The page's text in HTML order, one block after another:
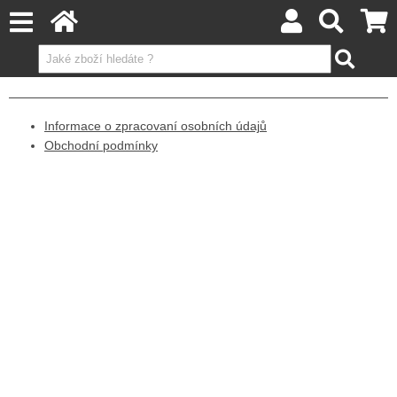
Informace o zpracovaní osobních údajů
Obchodní podmínky